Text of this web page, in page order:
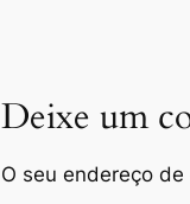
Deixe um
O seu endereço